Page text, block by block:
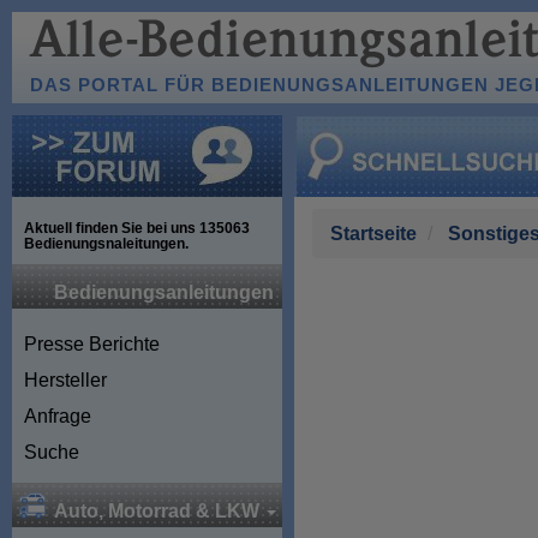
DAS PORTAL FÜR BEDIENUNGSANLEITUNGEN
Aktuell finden Sie bei uns 135063
Bedienungsnaleitungen.
Bedienungsanleitungen
Presse Berichte
Hersteller
Anfrage
Suche
Auto, Motorrad & LKW
Startseite Sonstiges